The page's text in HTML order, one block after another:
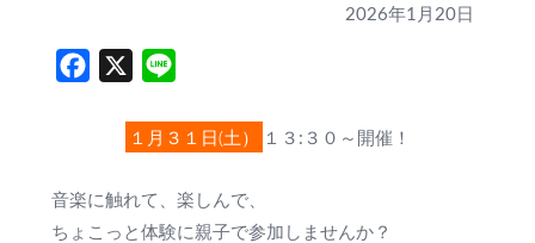
2026年1月20日
Facebook
１月３１日(土） １３:３０～開催！
音楽に触れて、楽しんで、
ちょこっと体験に親子で参加しませんか？